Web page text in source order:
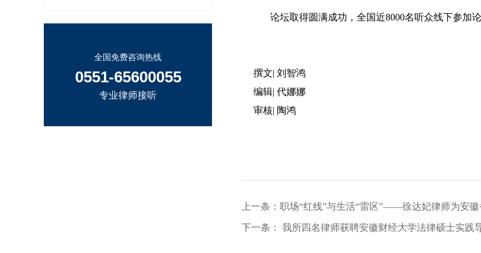
全国免费咨询热线
0551-65600055
专业律师接听
论坛取得圆满成功，全国近8000名听众线下参加论
撰文| 刘智鸿
编辑| 代娜娜
审核| 陶鸿
上一条：职场“红线”与生活“雷区”——徐达妃律师为安
律风险防控讲座
下一条： 我所四名律师获聘安徽财经大学法律硕士实践